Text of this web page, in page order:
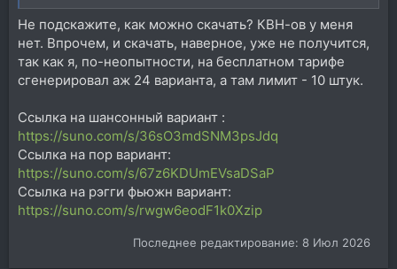
Не подскажите, как можно скачать? КВН-ов у меня
нет. Впрочем, и скачать, наверное, уже не получится,
так как я, по-неопытности, на бесплатном тарифе
сгенерировал аж 24 варианта, а там лимит - 10 штук.
Ссылка на шансонный вариант :
https://suno.com/s/36sO3mdSNM3psJdq
Ссылка на пор вариант:
https://suno.com/s/67z6KDUmEVsaDSaP
Ссылка на рэгги фьюжн вариант:
https://suno.com/s/rwgw6eodF1k0Xzip
Последнее редактирование: 8 Июл 2026